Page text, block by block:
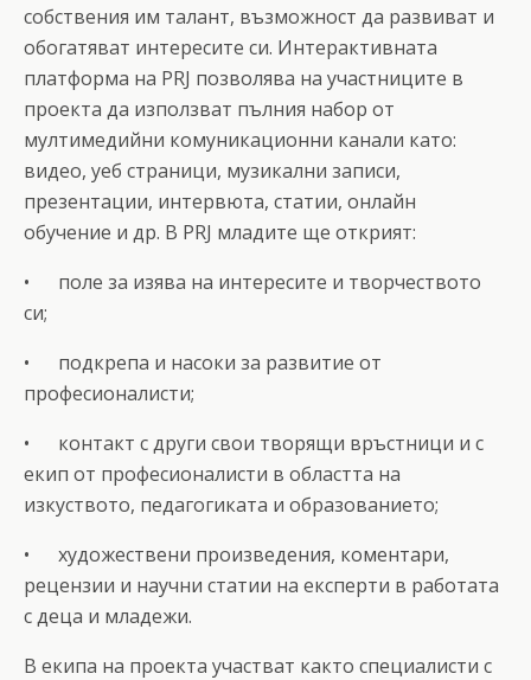
собствения им талант, възможност да развиват и
обогатяват интересите си. Интерактивната
платформа на PRJ позволява на участниците в
проекта да използват пълния набор от
мултимедийни комуникационни канали като:
видео, уеб страници, музикални записи,
презентации, интервюта, статии, онлайн
обучение и др. В PRJ младите ще открият:
• поле за изява на интересите и творчеството
си;
• подкрепа и насоки за развитие от
професионалисти;
• контакт с други свои творящи връстници и с
екип от професионалисти в областта на
изкуството, педагогиката и образованието;
• художествени произведения, коментари,
рецензии и научни статии на експерти в работата
с деца и младежи.
В екипа на проекта участват както специалисти с